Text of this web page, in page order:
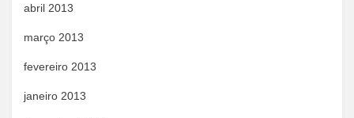
abril 2013
março 2013
fevereiro 2013
janeiro 2013